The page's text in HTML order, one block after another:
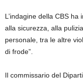
L’indagine della CBS
alla sicurezza, alla
personale, tra le altre
di frode”.
Il commissario del